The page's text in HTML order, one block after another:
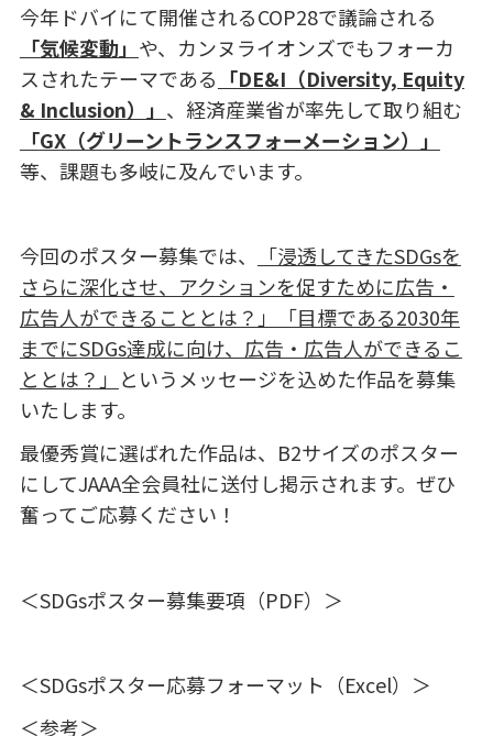
今年ドバイにて開催されるCOP28で議論される
「気候変動」 や、カンヌライオンズでもフォーカ
スされたテーマである 「DE&I （Diversity, Equity
& Inclusion）」 、経済産業省が率先して取り組む
「GX（グリーントランスフォーメーション）」
等、課題も多岐に及んでいます。
今回のポスター募集では、 「浸透してきたSDGsを
さらに深化させ、アクションを促すために広告・
広告人ができることとは？」「目標である2030年
までにSDGs達成に向け、広告・広告人ができるこ
ととは？」 というメッセージを込めた作品を募集
いたします。
最優秀賞に選ばれた作品は、 B2サイズのポスター
にしてJAAA全会員社に送付し掲⽰されます。ぜひ
奮ってご応募ください！
＜SDGsポスター募集要項（PDF）＞
＜SDGsポスター応募フォーマット（Excel）＞
＜参考＞